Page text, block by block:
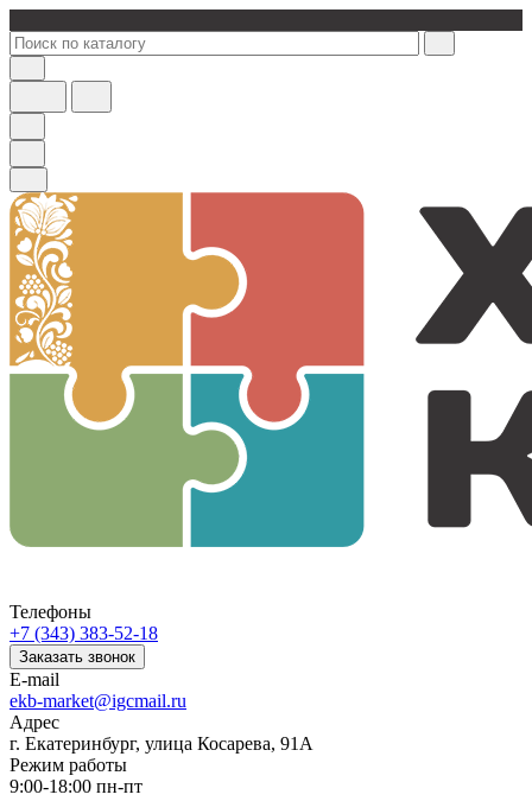
Телефоны
+7 (343) 383-52-18
Заказать звонок
E-mail
ekb-market@igcmail.ru
Адрес
г. Екатеринбург, улица Косарева, 91А
Режим работы
9:00-18:00 пн-пт